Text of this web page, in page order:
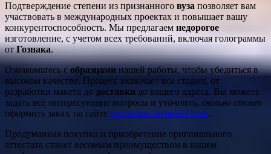
Подтверждение степени из признанного вуза позволяет вам
участвовать в международных проектах и повышает вашу
конкурентоспособность. Мы предлагаем недорогое
изготовление, с учетом всех требований, включая голограммы
отГознака.
Ознакомьтесь с образцами нашей работы, чтобы убедиться в
высоком качестве. Процесс включает все стадии, от
разработки макета до доставки до вашего адреса. Вы можете
задать все интересующие вопросы и уточнить, сколько стоит
оформить заказ, на сайте premialnie-diplom24.com.
Продуманная покупка и приобретение оригинального
аттестата станет весомым преимуществом в вашем